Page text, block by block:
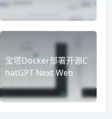
宝塔Docker部署开源C
hatGPT Next Web